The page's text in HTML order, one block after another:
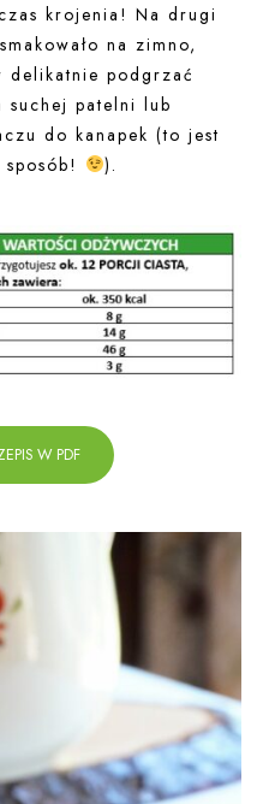
krojenia! Na drugi
na zimno,
delikatnie podgrzać
patelni lub
do kanapek (to jest
).
W PDF